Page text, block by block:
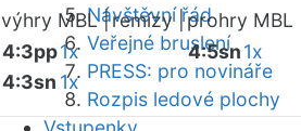
Návštěvní řád
Veřejné bruslení
PRESS: pro novináře
Rozpis ledové plochy
výhry MBL |remízy |prohry MBL
4:3pp1x
4:3sn 1x
4:5sn1x